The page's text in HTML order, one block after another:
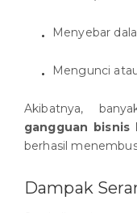
Menyebar
Mengunci
Akibatnya,
gangguan bisnis
berhasil
Dampak